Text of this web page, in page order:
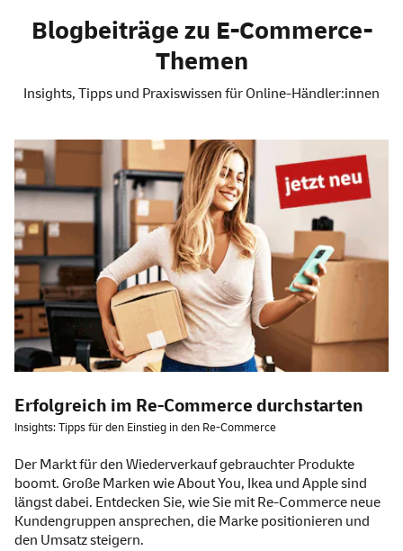
Blogbeiträge zu E-Commerce-
Themen
Insights, Tipps und Praxiswissen für Online-Händler:innen
Erfolgreich im Re-Commerce durchstarten
Insights: Tipps für den Einstieg in den Re-Commerce
Der Markt für den Wiederverkauf gebrauchter Produkte
boomt. Große Marken wie About You, Ikea und Apple sind
längst dabei. Entdecken Sie, wie Sie mit Re-Commerce neue
Kundengruppen ansprechen, die Marke positionieren und
den Umsatz steigern.